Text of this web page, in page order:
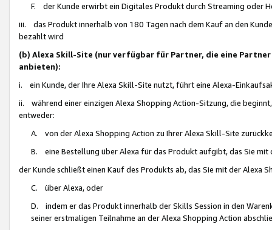
F. der Kunde erwirbt ein Digitales Produkt durch Streaming oder
iii. das Produkt innerhalb von 180 Tagen nach dem Kauf an den
bezahlt wird
(b) Alexa Skill-Site (nur verfügbar für Partner, die eine
anbieten):
i. ein Kunde, der Ihre Alexa Skill-Site nutzt, führt eine Alexa-
ii. während einer einzigen Alexa Shopping Action-Sitzung, die
entweder:
A. von der Alexa Shopping Action zu Ihrer Alexa Skill-Site
B. eine Bestellung über Alexa für das Produkt aufgibt, das Sie mit
der Kunde schließt einen Kauf des Produkts ab, das Sie mit der Alexa
C. über Alexa, oder
D. indem er das Produkt innerhalb der Skills Session in den
seiner erstmaligen Teilnahme an der Alexa Shopping Action